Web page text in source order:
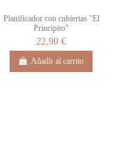
Planificador con cubiertas "El
Principito"
22,90 €
Añadir al carrito